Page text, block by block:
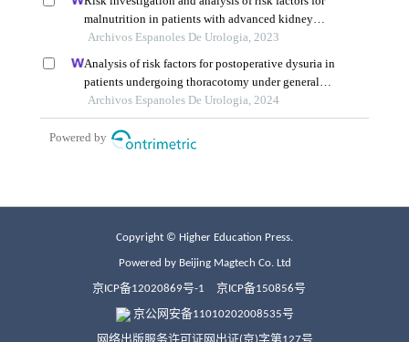
Copyright © Higher Education Press.
Powered by Beijing Magtech Co. Ltd
京ICP备12020869号-1 京ICP备150856号
京公网安备11010202008535号